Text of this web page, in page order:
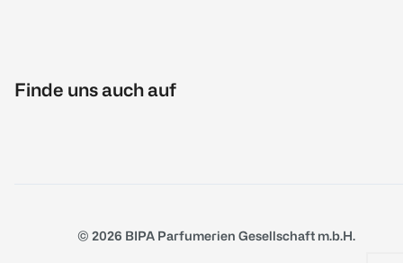
Finde uns auch auf
© 2026 BIPA Parfumerien Gesellschaft m.b.H.